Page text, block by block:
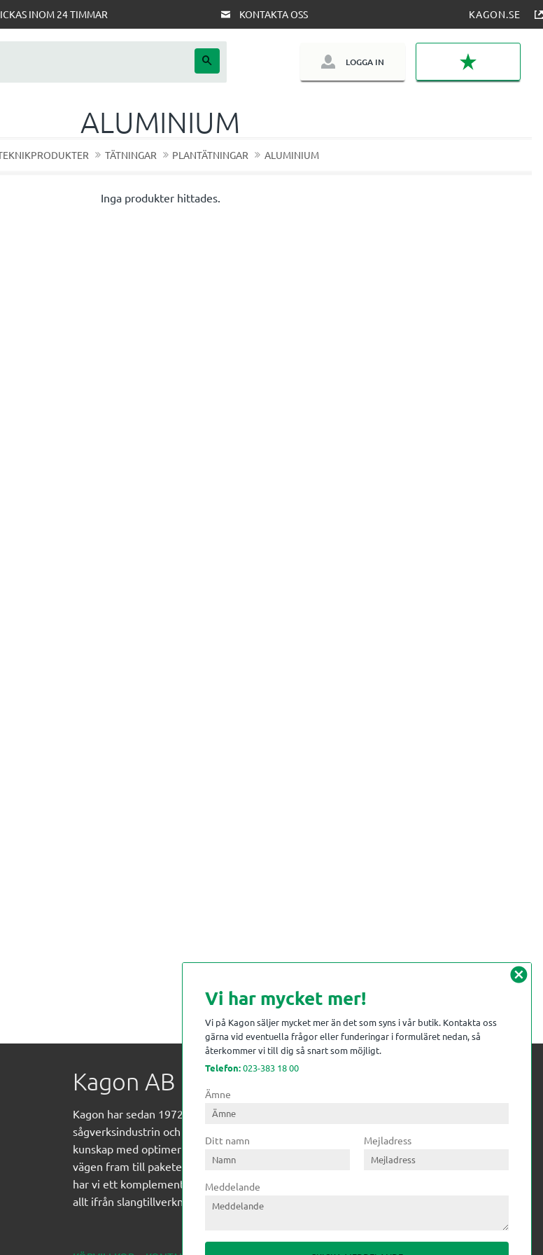
INOM 24 TIMMAR KONTAKTA OSS KAGON.SE
LOGGA IN
ALUMINIUM
TÄTNINGAR PLANTÄTNINGAR ALUMINIUM
Inga produkter hittades.
Kagon AB
Kagon har sedan 1972 levererat kompetens till
sågverksindustrin och övrig industri. Till träindustrin tillför vi
kunskap med optimeringslösningar från timmerplanen hela
vägen fram till paketering/emballering och till övrig industri
har vi ett komplement sortiment av teknikprodukter med
allt ifrån slangtillverkning till transmission och lager.
cancel
Vi har mycket mer!
Vi på Kagon säljer mycket mer än det som syns i vår butik. Kontakta oss
gärna vid eventuella frågor eller funderingar i formuläret nedan, så
återkommer vi till dig så snart som möjligt.
Telefon:023-383 18 00
Ämne
Ditt namn Mejladress
Meddelande